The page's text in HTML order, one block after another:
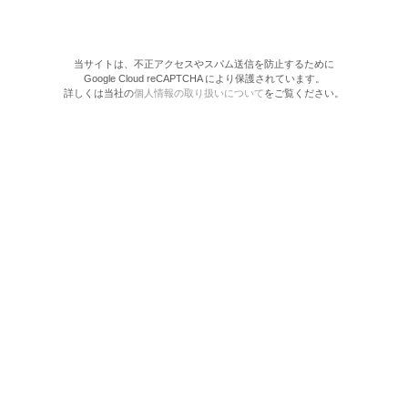
当サイトは、不正アクセスやスパム送信を防止するために
Google Cloud reCAPTCHA により保護されています。
詳しくは当社の個人情報の取り扱いについてをご覧ください。